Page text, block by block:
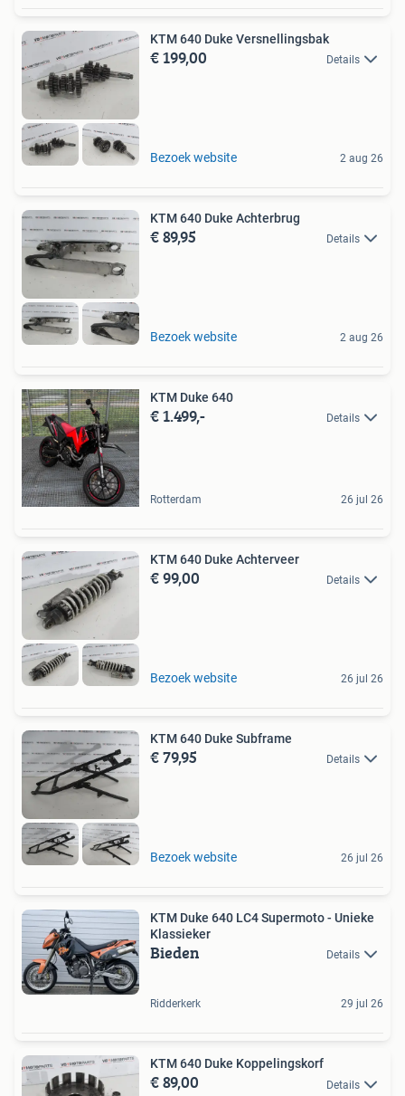
KTM 640 Duke Versnellingsbak
€ 199,00 Details
Bezoek website 2 aug 26
KTM 640 Duke Achterbrug
€ 89,95 Details
Bezoek website 2 aug 26
KTM Duke 640
€ 1.499,- Details
Rotterdam 26 jul 26
KTM 640 Duke Achterveer
€ 99,00 Details
Bezoek website 26 jul 26
KTM 640 Duke Subframe
€ 79,95 Details
Bezoek website 26 jul 26
KTM Duke 640 LC4 Supermoto - Unieke
Klassieker
Bieden Details
Ridderkerk 29 jul 26
KTM 640 Duke Koppelingskorf
€ 89,00 Details